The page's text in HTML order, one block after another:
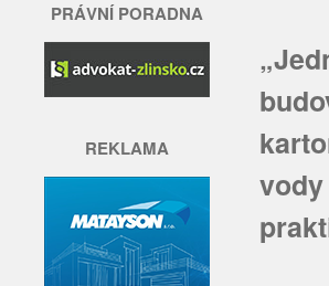
PRÁVNÍ PORADNA
REKLAMA